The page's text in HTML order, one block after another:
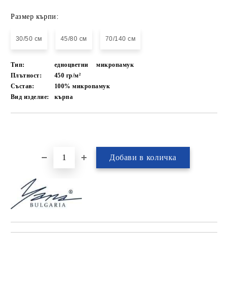
Размер кърпи:
30/50 см 45/80 см 70/140 см
Тип: едноцветни
микропамук
Плътност:
450 гр/м²
Състав:
100% микропамук
Вид изделие:
кърпа